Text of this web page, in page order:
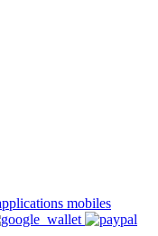
mobiles